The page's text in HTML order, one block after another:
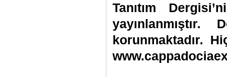
Tanıtım
korunmaktadır.